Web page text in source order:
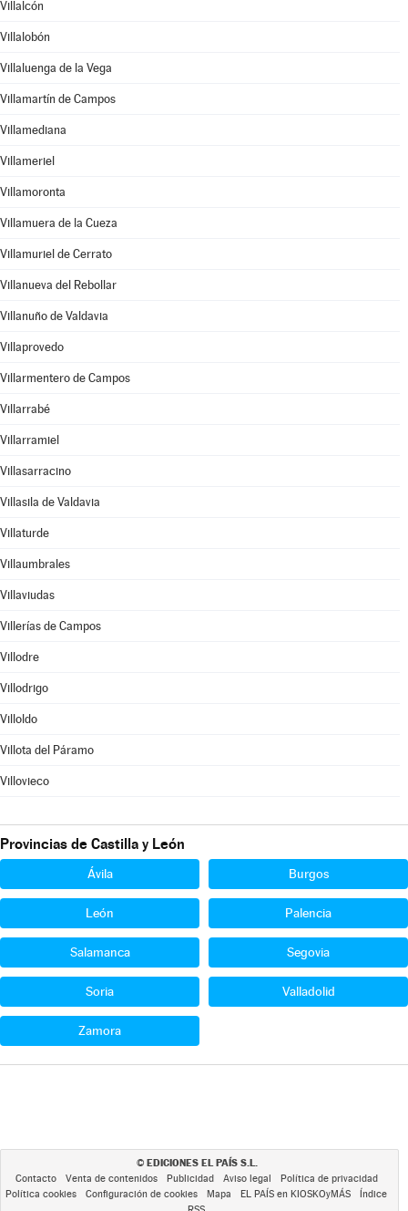
Villalcón
Villalobón
Villaluenga de la Vega
Villamartín de Campos
Villamediana
Villameriel
Villamoronta
Villamuera de la Cueza
Villamuriel de Cerrato
Villanueva del Rebollar
Villanuño de Valdavia
Villaprovedo
Villarmentero de Campos
Villarrabé
Villarramiel
Villasarracino
Villasila de Valdavia
Villaturde
Villaumbrales
Villaviudas
Villerías de Campos
Villodre
Villodrigo
Villoldo
Villota del Páramo
Villovieco
Provincias de Castilla y León
Ávila Burgos
León Palencia
Salamanca Segovia
Soria Valladolid
Zamora
© EDICIONES EL PAÍS S.L.
Contacto Venta de contenidos Publicidad Aviso legal
Política de privacidad
Política cookies
Configuración de cookies Mapa EL PAÍS en KIOSKOyMÁS
Índice